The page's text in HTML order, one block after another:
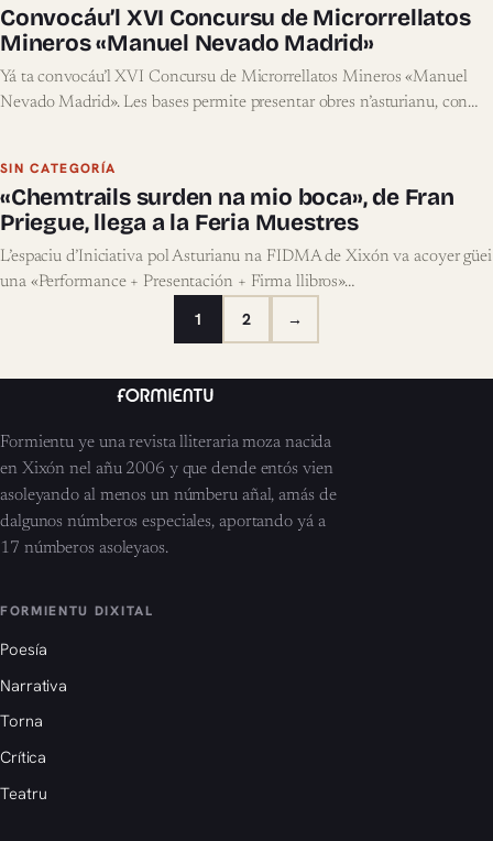
Convocáu’l XVI Concursu de Microrrellatos
Mineros «Manuel Nevado Madrid»
Yá ta convocáu’l XVI Concursu de Microrrellatos Mineros «Manuel
Nevado Madrid». Les bases permite presentar obres n’asturianu, con…
SIN CATEGORÍA
«Chemtrails surden na mio boca», de Fran
Priegue, llega a la Feria Muestres
L’espaciu d’Iniciativa pol Asturianu na FIDMA de Xixón va acoyer güei
una «Performance + Presentación + Firma llibros»…
1 2 →
Formientu ye una revista lliteraria moza nacida
en Xixón nel añu 2006 y que dende entós vien
asoleyando al menos un númberu añal, amás de
dalgunos númberos especiales, aportando yá a
17 númberos asoleyaos.
FORMIENTU DIXITAL
Poesía
Narrativa
Torna
Crítica
Teatru